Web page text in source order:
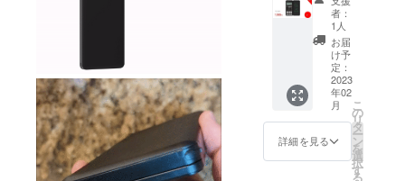
い致し
ます。
2023年
03月頃
からオ
ンライ
ショッ
にて一
般販売
価格が
販売予
定価格
より下
がる可
能性も
ござい
ます。
類似商
品が発
使用部
材の供
給状
況、製
造工程
上の都
合等に
より出
荷時期
が遅れ
マート
関数電
卓x 2
セット
・一般
販売予
定価
格：
10,960
円 ※リ
ターン
はすべ
者：
1人
お届
け予
定：
2023
年02
月
詳細を見る
こ
の
リ
タ
ー
ン
を
選
択
す
る